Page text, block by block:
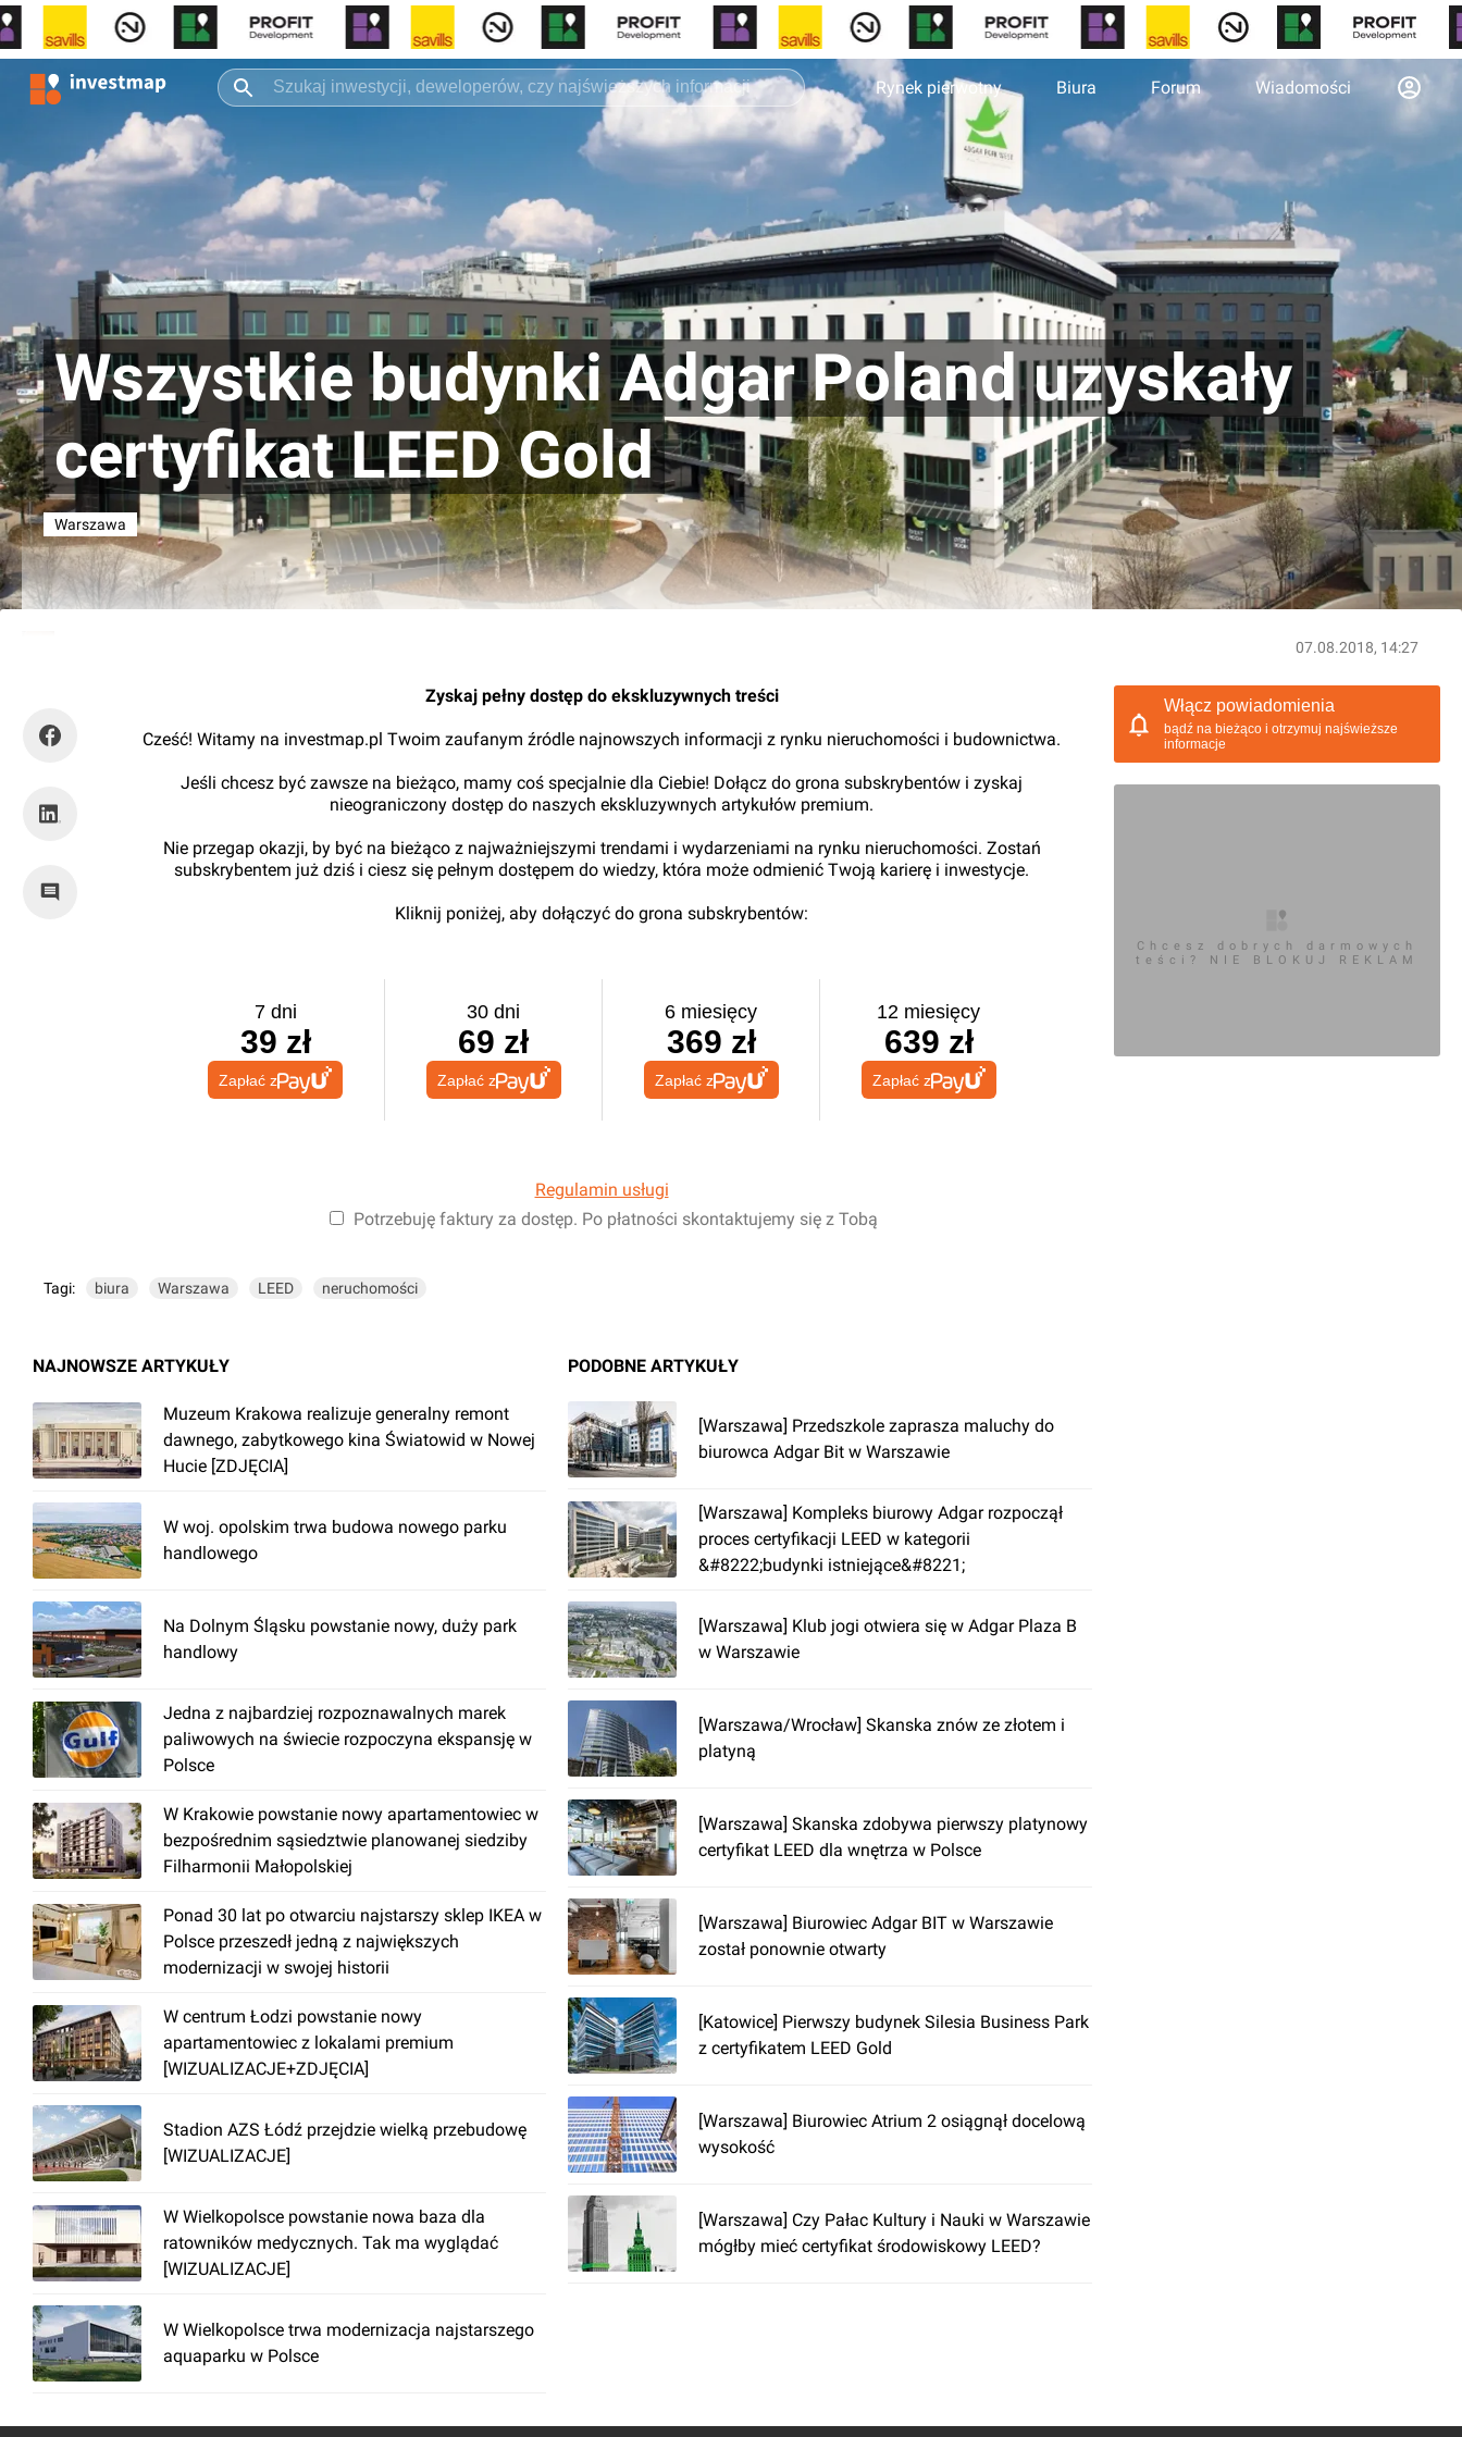
Rynek pierwotny Biura Forum Wiadomości
Wszystkie budynki Adgar Poland uzyskały
certyfikat LEED Gold
Warszawa
07.08.2018, 14:27
Zyskaj pełny dostęp do ekskluzywnych treści
Cześć! Witamy na investmap.pl Twoim zaufanym źródle najnowszych informacji z rynku nieruchomości i budownictwa.
Jeśli chcesz być zawsze na bieżąco, mamy coś specjalnie dla Ciebie! Dołącz do grona subskrybentów i zyskaj
nieograniczony dostęp do naszych ekskluzywnych artykułów premium.
Nie przegap okazji, by być na bieżąco z najważniejszymi trendami i wydarzeniami na rynku nieruchomości. Zostań
subskrybentem już dziś i ciesz się pełnym dostępem do wiedzy, która może odmienić Twoją karierę i inwestycje.
Kliknij poniżej, aby dołączyć do grona subskrybentów:
7 dni
39 zł
Zapłać z
30 dni
69 zł
Zapłać z
6 miesięcy
369 zł
Zapłać z
12 miesięcy
639 zł
Zapłać z
Regulamin usługi
Potrzebuję faktury za dostęp. Po płatności skontaktujemy się z Tobą
Tagi: biura Warszawa LEED neruchomości
NAJNOWSZE ARTYKUŁY
Muzeum Krakowa realizuje generalny remont
dawnego, zabytkowego kina Światowid w Nowej
Hucie [ZDJĘCIA]
W woj. opolskim trwa budowa nowego parku
handlowego
Na Dolnym Śląsku powstanie nowy, duży park
handlowy
Jedna z najbardziej rozpoznawalnych marek
paliwowych na świecie rozpoczyna ekspansję w
Polsce
W Krakowie powstanie nowy apartamentowiec w
bezpośrednim sąsiedztwie planowanej siedziby
Filharmonii Małopolskiej
Ponad 30 lat po otwarciu najstarszy sklep IKEA w
Polsce przeszedł jedną z największych
modernizacji w swojej historii
W centrum Łodzi powstanie nowy
apartamentowiec z lokalami premium
[WIZUALIZACJE+ZDJĘCIA]
Stadion AZS Łódź przejdzie wielką przebudowę
[WIZUALIZACJE]
W Wielkopolsce powstanie nowa baza dla
ratowników medycznych. Tak ma wyglądać
[WIZUALIZACJE]
W Wielkopolsce trwa modernizacja najstarszego
aquaparku w Polsce
PODOBNE ARTYKUŁY
[Warszawa] Przedszkole zaprasza maluchy do
biurowca Adgar Bit w Warszawie
[Warszawa] Kompleks biurowy Adgar rozpoczął
proces certyfikacji LEED w kategorii
&#8222;budynki istniejące&#8221;
[Warszawa] Klub jogi otwiera się w Adgar Plaza B
w Warszawie
[Warszawa/Wrocław] Skanska znów ze złotem i
platyną
[Warszawa] Skanska zdobywa pierwszy platynowy
certyfikat LEED dla wnętrza w Polsce
[Warszawa] Biurowiec Adgar BIT w Warszawie
został ponownie otwarty
[Katowice] Pierwszy budynek Silesia Business Park
z certyfikatem LEED Gold
[Warszawa] Biurowiec Atrium 2 osiągnął docelową
wysokość
[Warszawa] Czy Pałac Kultury i Nauki w Warszawie
mógłby mieć certyfikat środowiskowy LEED?
Włącz powiadomienia
bądź na bieżąco i otrzymuj najświeższe
informacje
Chcesz dobrych darmowych
teści? NIE BLOKUJ REKLAM